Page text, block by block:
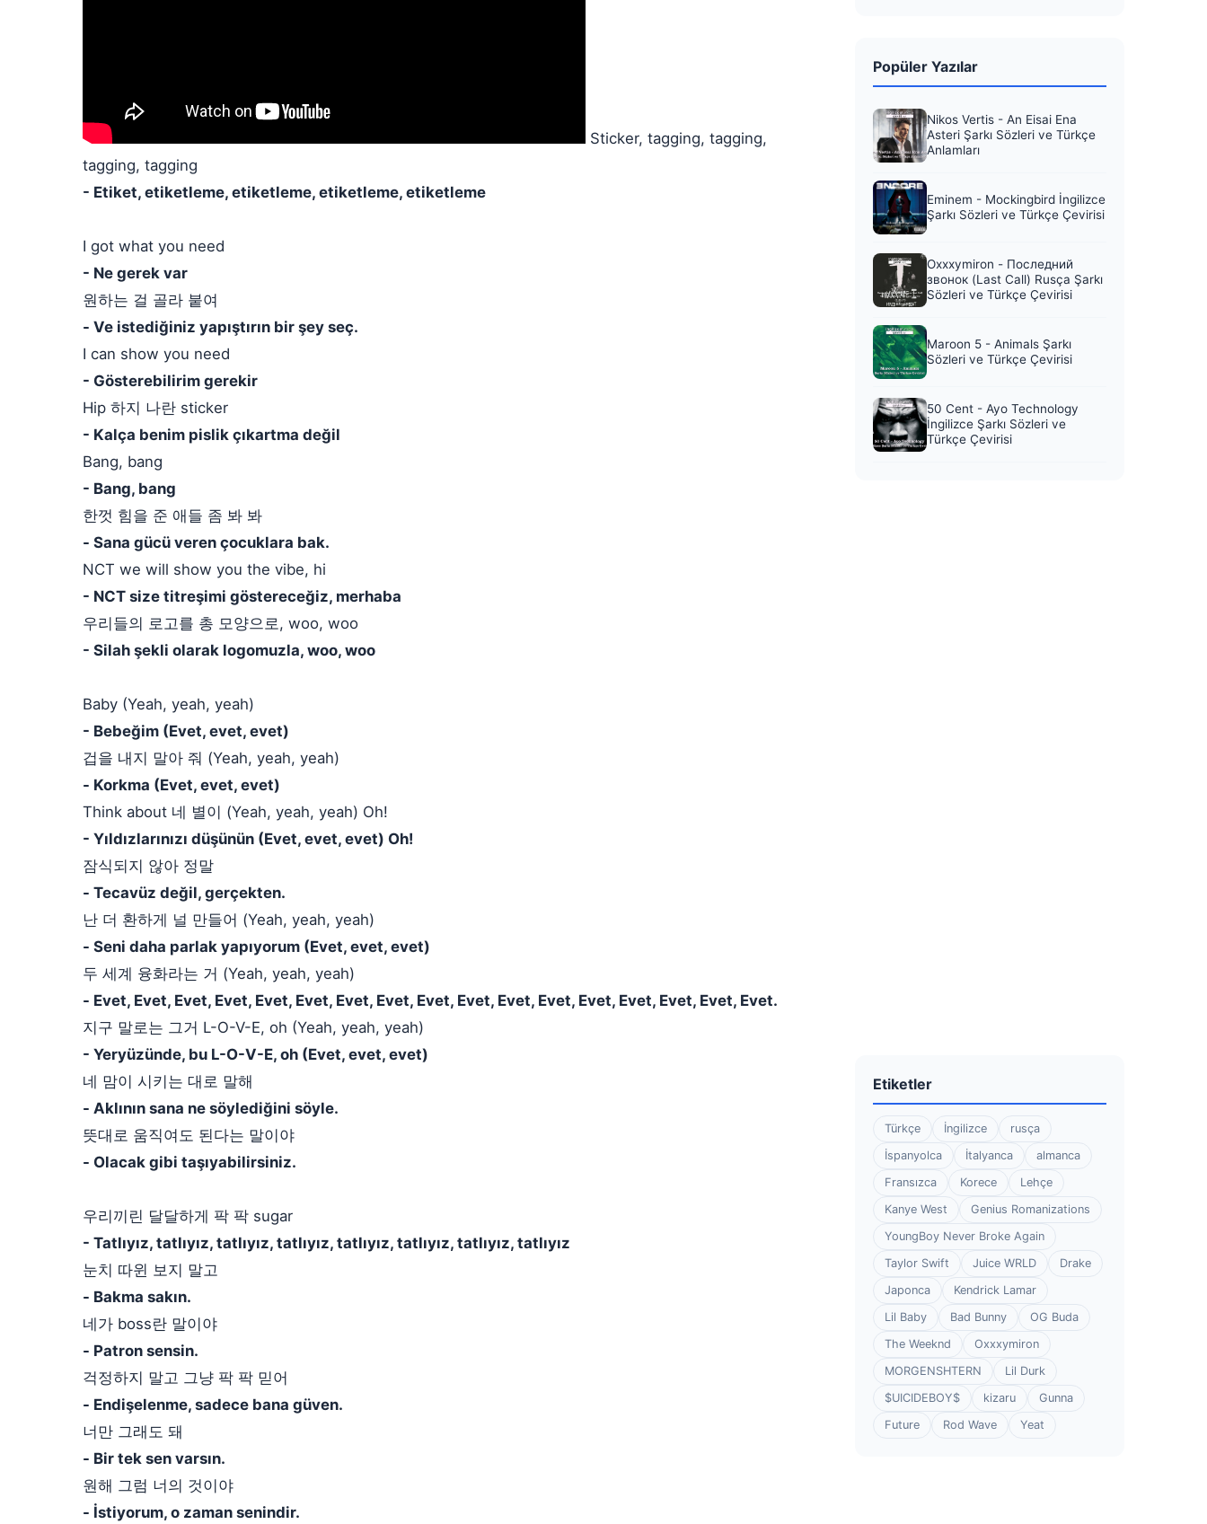
Sticker, tagging, tagging,
tagging, tagging
- Etiket, etiketleme, etiketleme, etiketleme, etiketleme
I got what you need
- Ne gerek var
원하는 걸 골라 붙여
- Ve istediğiniz yapıştırın bir şey seç.
I can show you need
- Gösterebilirim gerekir
Hip 하지 나란 sticker
- Kalça benim pislik çıkartma değil
Bang, bang
- Bang, bang
한껏 힘을 준 애들 좀 봐 봐
- Sana gücü veren çocuklara bak.
NCT we will show you the vibe, hi
- NCT size titreşimi göstereceğiz, merhaba
우리들의 로고를 총 모양으로, woo, woo
- Silah şekli olarak logomuzla, woo, woo
Baby (Yeah, yeah, yeah)
- Bebeğim (Evet, evet, evet)
겁을 내지 말아 줘 (Yeah, yeah, yeah)
- Korkma (Evet, evet, evet)
Think about 네 별이 (Yeah, yeah, yeah) Oh!
- Yıldızlarınızı düşünün (Evet, evet, evet) Oh!
잠식되지 않아 정말
- Tecavüz değil, gerçekten.
난 더 환하게 널 만들어 (Yeah, yeah, yeah)
- Seni daha parlak yapıyorum (Evet, evet, evet)
두 세계 융화라는 거 (Yeah, yeah, yeah)
- Evet, Evet, Evet, Evet, Evet, Evet, Evet, Evet, Evet, Evet, Evet, Evet, Evet, Evet, Evet, Evet, Evet.
지구 말로는 그거 L-O-V-E, oh (Yeah, yeah, yeah)
- Yeryüzünde, bu L-O-V-E, oh (Evet, evet, evet)
네 맘이 시키는 대로 말해
- Aklının sana ne söylediğini söyle.
뜻대로 움직여도 된다는 말이야
- Olacak gibi taşıyabilirsiniz.
우리끼린 달달하게 팍 팍 sugar
- Tatlıyız, tatlıyız, tatlıyız, tatlıyız, tatlıyız, tatlıyız, tatlıyız, tatlıyız
눈치 따윈 보지 말고
- Bakma sakın.
네가 boss란 말이야
- Patron sensin.
걱정하지 말고 그냥 팍 팍 믿어
- Endişelenme, sadece bana güven.
너만 그래도 돼
- Bir tek sen varsın.
원해 그럼 너의 것이야
- İstiyorum, o zaman senindir.
Popüler Yazılar
Nikos Vertis - An Eisai Ena
Asteri Şarkı Sözleri ve Türkçe
Anlamları
Eminem - Mockingbird İngilizce
Şarkı Sözleri ve Türkçe Çevirisi
Oxxxymiron - Последний
звонок (Last Call) Rusça Şarkı
Sözleri ve Türkçe Çevirisi
Maroon 5 - Animals Şarkı
Sözleri ve Türkçe Çevirisi
50 Cent - Ayo Technology
İngilizce Şarkı Sözleri ve
Türkçe Çevirisi
Etiketler
Türkçe İngilizce
rusça
İspanyolca
İtalyanca
almanca
Fransızca
Korece
Lehçe
Kanye West
Genius Romanizations
YoungBoy Never Broke Again
Taylor Swift
Juice WRLD
Drake
Japonca
Kendrick Lamar
Lil Baby
Bad Bunny
OG Buda
The Weeknd
Oxxxymiron
MORGENSHTERN
Lil Durk
$UICIDEBOY$
kizaru
Gunna
Future
Rod Wave Yeat